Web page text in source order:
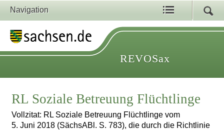
Navigation
REVOSax
RL Soziale Betreuung Flüchtlinge
Vollzitat: RL Soziale Betreuung Flüchtlinge vom
5. Juni 2018 (SächsABl. S. 783), die durch die Richtlinie